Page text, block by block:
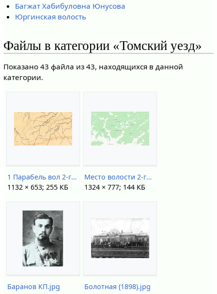
Багжат Хабибуловна Юнусова
Юргинская волость
Файлы в категории «Томский уезд»
Показано 43 файла из 43, находящихся в данной
категории.
1 Парабель вол 2-го рода.jpg
1132 × 653; 255 КБ
Место волости 2-го рода Парабельской.jpg
1324 × 777; 144 КБ
Баранов КП.jpg
Болотная (1898).jpg